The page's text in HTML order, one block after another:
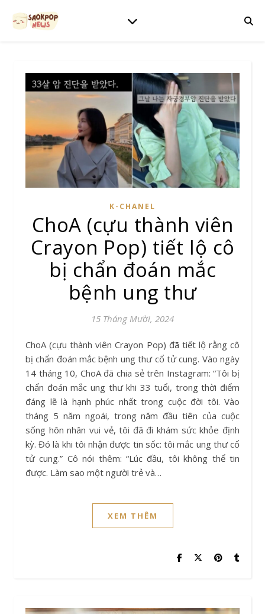
K-CHANEL
ChoA (cựu thành viên
Crayon Pop) tiết lộ cô
bị chẩn đoán mắc
bệnh ung thư
15 Tháng Mười, 2024
ChoA (cựu thành viên Crayon Pop) đã tiết lộ rằng cô
bị chẩn đoán mắc bệnh ung thư cổ tử cung. Vào ngày
14 tháng 10, ChoA đã chia sẻ trên Instagram: “Tôi bị
chẩn đoán mắc ung thư khi 33 tuổi, trong thời điểm
đáng lẽ là hạnh phúc nhất trong cuộc đời tôi. Vào
tháng 5 năm ngoái, trong năm đầu tiên của cuộc
sống hôn nhân vui vẻ, tôi đã đi khám sức khỏe định
kỳ. Đó là khi tôi nhận được tin sốc: tôi mắc ung thư cổ
tử cung.” Cô nói thêm: “Lúc đầu, tôi không thể tin
được. Làm sao một người trẻ và…
XEM THÊM